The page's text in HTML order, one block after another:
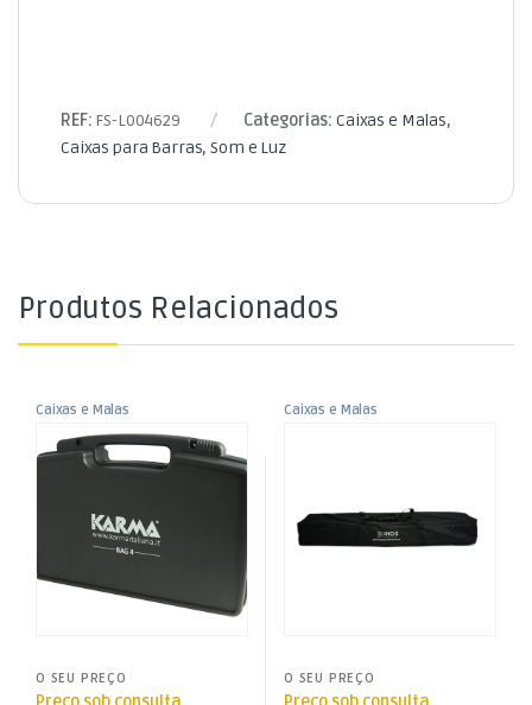
REF: FS-L004629 Categorias: Caixas e Malas,
Caixas para Barras,Som e Luz
Produtos Relacionados
Caixas e Malas
Caixas para Microfones
Som e Luz
Mala Plástico p/ Microfones
O SEU PREÇO
Caixas e Malas
O SEU PREÇO